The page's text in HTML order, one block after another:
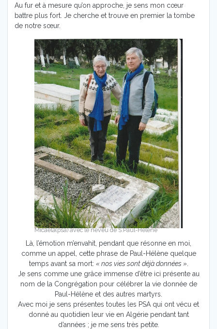
Au fur et à mesure qu’on approche, je sens mon cœur
battre plus fort. Je cherche et trouve en premier la tombe
de notre sœur.
Micaela(psa) avec le neveu de S.Paul-Hélène
Là, l’émotion m’envahit, pendant que résonne en moi,
comme un appel, cette phrase de Paul-Hélène quelque
temps avant sa mort: « nos vies sont déjà données »
Je sens comme une grâce immense d’être ici présente au
nom de la Congrégation pour célébrer la vie donnée de
Paul-Hélène et des autres martyrs.
Avec moi je sens présentes toutes les PSA qui ont vécu et
donné au quotidien leur vie en Algérie pendant tant
d’années ; je me sens très petite.